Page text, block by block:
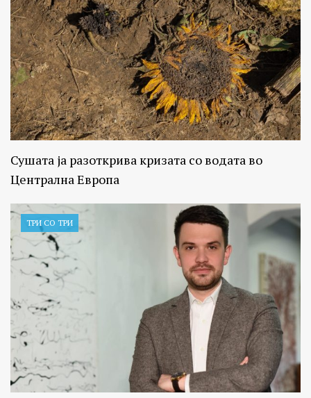
Сушата ја разоткрива кризата со водата во
Централна Европа
ТРИ СО ТРИ